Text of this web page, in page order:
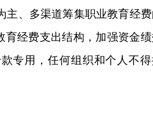
主、多渠道筹集职业教育经
经费支出结构，加强资金
专用，任何组织和个人不